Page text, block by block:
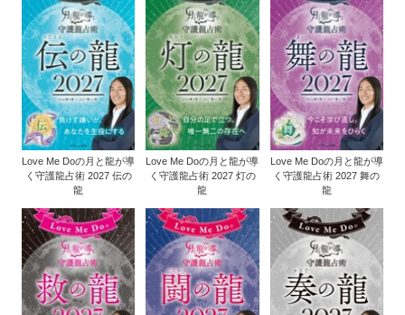
Love Me Doの月と龍が導
く守護龍占術 2027 伝の
龍
Love Me Doの月と龍が導
く守護龍占術 2027 灯の
龍
Love Me Doの月と龍が導
く守護龍占術 2027 舞の
龍